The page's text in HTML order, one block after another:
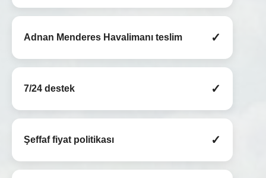
Adnan Menderes Havalimanı teslim ✓
7/24 destek ✓
Şeffaf fiyat politikası ✓